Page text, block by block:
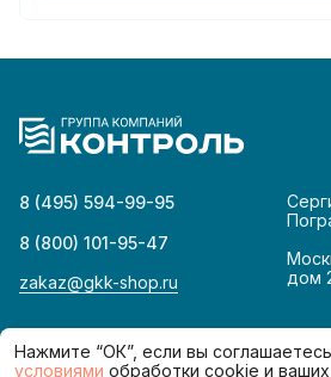
8 (495) 594-99-95
8 (800) 101-95-47
zakaz@gkk-shop.ru
дом
© 2026Политика
Нажмите “ОК”, если вы
условиями обработки cookie и ваших